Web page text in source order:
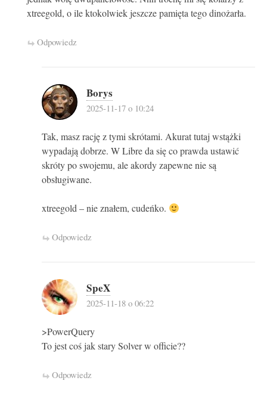
xtreegold, o ile ktokolwiek jeszcze pamięta tego dinożarła.
Odpowiedz
Borys
2025-11-17 o 10:24
Tak, masz rację z tymi skrótami. Akurat tutaj wstążki
wypadają dobrze. W Libre da się co prawda ustawić
skróty po swojemu, ale akordy zapewne nie są
obsługiwane.
xtreegold – nie znałem, cudeńko.
Odpowiedz
SpeX
2025-11-18 o 06:22
>PowerQuery
To jest coś jak stary Solver w officie??
Odpowiedz